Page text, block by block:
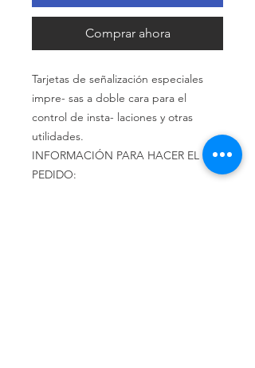
Comprar ahora
Tarjetas de señalización especiales
impre- sas a doble cara para el
control de insta- laciones y otras
utilidades.
INFORMACIÓN PARA HACER EL
PEDIDO: